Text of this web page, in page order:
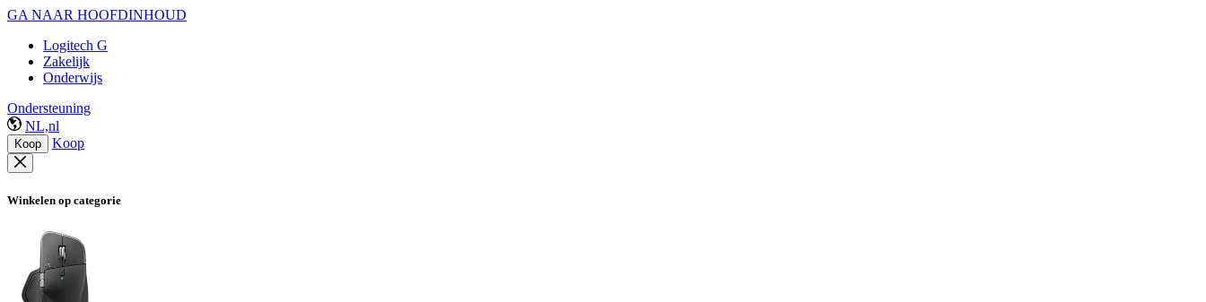
GA NAAR HOOFDINHOUD
Logitech G
Zakelijk
Onderwijs
Ondersteuning
NL,nl
Koop Koop
Winkelen op categorie